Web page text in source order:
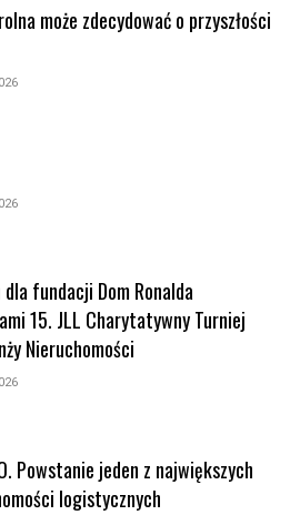
może zdecydować o przyszłości
fundacji Dom Ronalda
15. JLL Charytatywny Turniej
Nieruchomości
Powstanie jeden z największych
logistycznych